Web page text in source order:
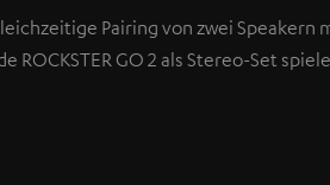
Pairing von zwei Speakern
GO 2 als Stereo-Set